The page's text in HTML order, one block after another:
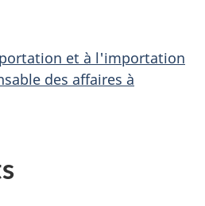
et à l'importation
des affaires à